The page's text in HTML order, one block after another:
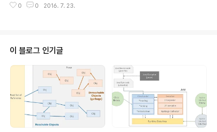
캡슐화하는 기능을 한다. 네트워크를 분리하는데 사..
요약, 정리를 하였습니다. 3과목. NOS 자주 출제되는 Lin
스의 상태를 확인하는 명령어 cd ~ = HOME 디렉토리로
이동하는 명령어 cp = 파일을 다른 이름으로 또는 다른 디
렉터리로 복사할 때 사용하는 명령어 change = 사용자에
대한 패스워드의 만료기간 및 시간 정보를 변경하는 명령
어 man = 사용법을 불러오는 명령어 find = 특..
0 0 2016. 7. 23.
이 블로그 인기글